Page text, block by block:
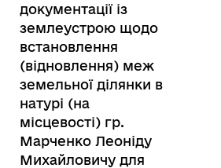
документації із
землеустрою щодо
встановлення
(відновлення) меж
земельної ділянки в
натурі (на
місцевості) гр.
Марченко Леоніду
Михайловичу для